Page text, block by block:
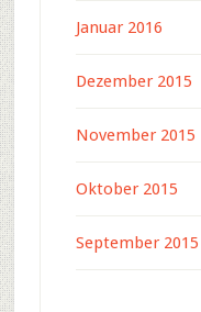
Januar 2016
Dezember 2015
November 2015
Oktober 2015
September 2015